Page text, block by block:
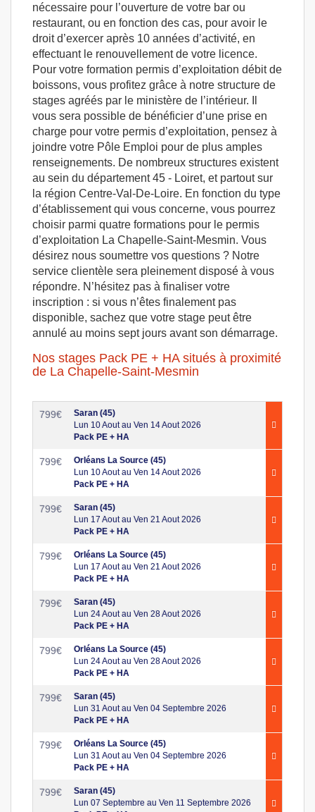
nécessaire pour l’ouverture de votre bar ou
restaurant, ou en fonction des cas, pour avoir le
droit d’exercer après 10 années d’activité, en
effectuant le renouvellement de votre licence.
Pour votre formation permis d’exploitation débit de
boissons, vous profitez grâce à notre structure de
stages agréés par le ministère de l’intérieur. Il
vous sera possible de bénéficier d’une prise en
charge pour votre permis d’exploitation, pensez à
joindre votre Pôle Emploi pour de plus amples
renseignements. De nombreux structures existent
au sein du département 45 - Loiret, et partout sur
la région Centre-Val-De-Loire. En fonction du type
d’établissement qui vous concerne, vous pourrez
choisir parmi quatre formations pour le permis
d’exploitation La Chapelle-Saint-Mesmin. Vous
désirez nous soumettre vos questions ? Notre
service clientèle sera pleinement disposé à vous
répondre. N’hésitez pas à finaliser votre
inscription : si vous n’êtes finalement pas
disponible, sachez que votre stage peut être
annulé au moins sept jours avant son démarrage.
Nos stages Pack PE + HA situés à proximité
de La Chapelle-Saint-Mesmin
799€
Saran (45)
Lun 10 Aout au Ven 14 Aout 2026
Pack PE + HA
799€
Orléans La Source (45)
Lun 10 Aout au Ven 14 Aout 2026
Pack PE + HA
799€
Saran (45)
Lun 17 Aout au Ven 21 Aout 2026
Pack PE + HA
799€
Orléans La Source (45)
Lun 17 Aout au Ven 21 Aout 2026
Pack PE + HA
799€
Saran (45)
Lun 24 Aout au Ven 28 Aout 2026
Pack PE + HA
799€
Orléans La Source (45)
Lun 24 Aout au Ven 28 Aout 2026
Pack PE + HA
799€
Saran (45)
Lun 31 Aout au Ven 04 Septembre 2026
Pack PE + HA
799€
Orléans La Source (45)
Lun 31 Aout au Ven 04 Septembre 2026
Pack PE + HA
799€
Saran (45)
Lun 07 Septembre au Ven 11 Septembre 2026